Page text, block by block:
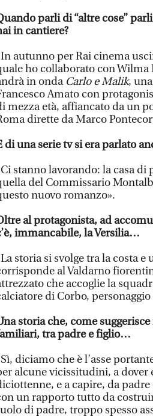
parli di “altre cose”
in cantiere?
autunno per Rai cinema
ho collaborato con Wilma
in onda Carlo e Malik,
Amato con
mezza età, affiancato da un
dirette da Marco
di una serie tv si era parlato
stanno lavorando: la casa di
del Commissario
nuovo romanzo».
al protagonista, ad
immancabile, la Versilia…
storia si svolge tra la costa
al Valdarno
che accoglie la
di Corbo,
storia che, come
tra padre e figlio…
diciamo che è l’asse
alcune vicissitudini, a
e a capire, da
un rapporto tutto da
di padre, troppo spesso